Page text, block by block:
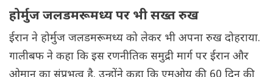
होर्मुज जलडमरूमध्य पर भी सख्त रुख
ईरान ने होर्मुज जलडमरूमध्य को लेकर भी अपना रुख दोहराया.
गालीबफ ने कहा कि इस रणनीतिक समुद्री मार्ग पर ईरान और